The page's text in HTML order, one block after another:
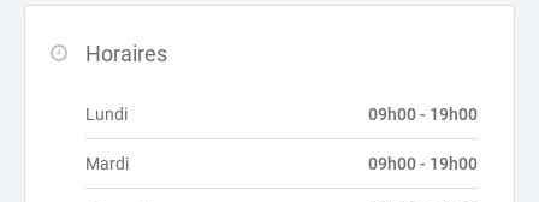
Horaires
Lundi 09h00 - 19h00
Mardi 09h00 - 19h00